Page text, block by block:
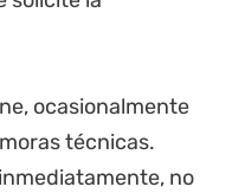
ocasionalmente
técnicas.
no